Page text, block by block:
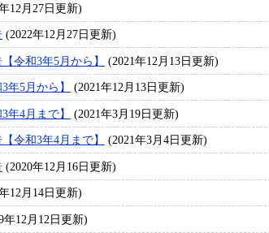
12月27日更新)
(2022年12月27日更新)
和3年5月から】 (2021年12月13日更新)
5月から】 (2021年12月13日更新)
4月まで】 (2021年3月19日更新)
和3年4月まで】 (2021年3月4日更新)
(2020年12月16日更新)
12月14日更新)
年12月12日更新)